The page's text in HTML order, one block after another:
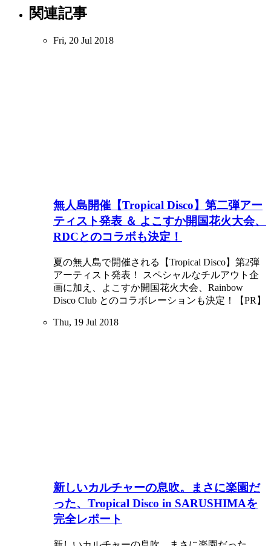
関連記事
Fri, 20 Jul 2018
無人島開催【Tropical Disco】第二弾アー
ティスト発表 ＆ よこすか開国花火大会、
RDCとのコラボも決定！
夏の無人島で開催される【Tropical Disco】第2弾
アーティスト発表！ スペシャルなチルアウト企
画に加え、よこすか開国花火大会、Rainbow
Disco Club とのコラボレーションも決定！【PR】
Thu, 19 Jul 2018
新しいカルチャーの息吹。まさに楽園だ
った、Tropical Disco in SARUSHIMAを
完全レポート